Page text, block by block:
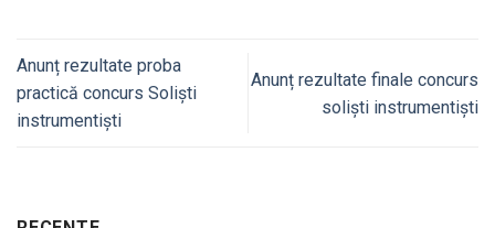
Anunț rezultate proba
practică concurs Soliști
instrumentiști
Anunț rezultate finale concurs
soliști instrumentiști